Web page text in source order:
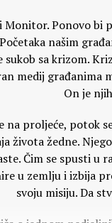
makar i
je došlo do
Vreme i Monitor
diktaturi koja je
razlike, jer se
bez teritorija,
Ante Markovića,
opozicijske
ludila.
i umjesto
kao glas
Monitor. Ponovo bi
našim
sukob sa krizom.
medij građanima
On je
na proljeće, potok
života žedne.
Čim se spusti u
u zemlju i izbija
svoju misiju. Da